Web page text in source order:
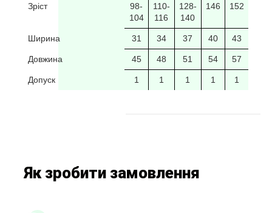
Зріст
98-
104
110-
116
128-
140
146 152
Ширина 31 34 37 40 43
Довжина 45 48 51 54 57
Допуск 1 1 1 1 1
Як зробити замовлення